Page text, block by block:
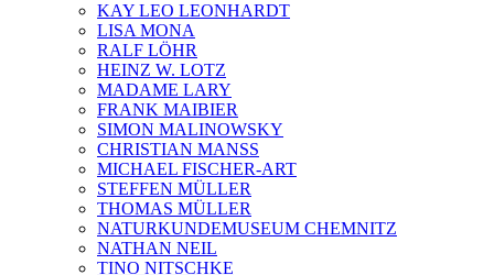
KAY LEO LEONHARDT
LISA MONA
RALF LÖHR
HEINZ W. LOTZ
MADAME LARY
FRANK MAIBIER
SIMON MALINOWSKY
CHRISTIAN MANSS
MICHAEL FISCHER-ART
STEFFEN MÜLLER
THOMAS MÜLLER
NATURKUNDEMUSEUM CHEMNITZ
NATHAN NEIL
TINO NITSCHKE